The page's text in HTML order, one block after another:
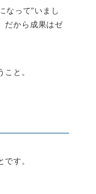
なって”いまし
だから成果はゼ
と。
す。